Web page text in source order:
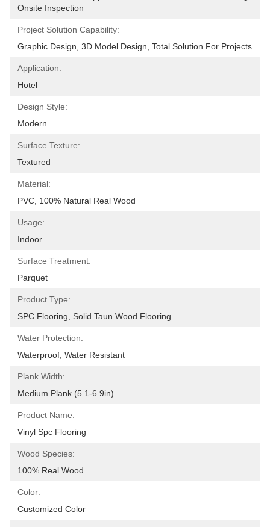
Onsite Inspection
Project Solution Capability:
Graphic Design, 3D Model Design, Total Solution For Projects
Application:
Hotel
Design Style:
Modern
Surface Texture:
Textured
Material:
PVC, 100% Natural Real Wood
Usage:
Indoor
Surface Treatment:
Parquet
Product Type:
SPC Flooring, Solid Taun Wood Flooring
Water Protection:
Waterproof, Water Resistant
Plank Width:
Medium Plank (5.1-6.9in)
Product Name:
Vinyl Spc Flooring
Wood Species:
100% Real Wood
Color:
Customized Color